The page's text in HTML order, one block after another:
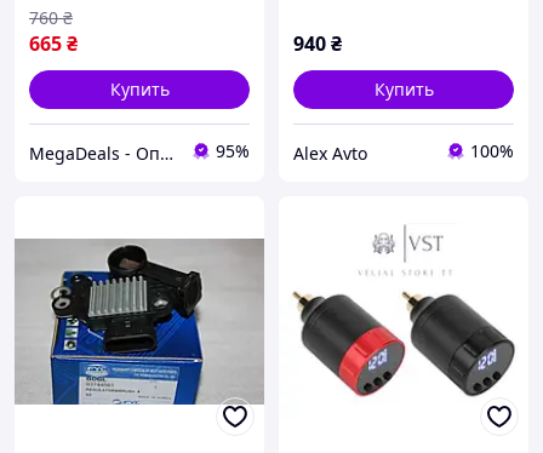
665₴
760 ₴
Купить
MegaDeals - Оптовый интернет магазин 95%
940₴
Купить
Alex Avto 100%